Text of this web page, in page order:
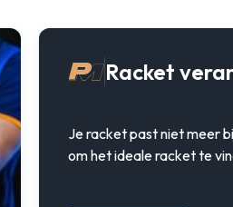
Racket
Je racket past niet meer
om het ideale racket te